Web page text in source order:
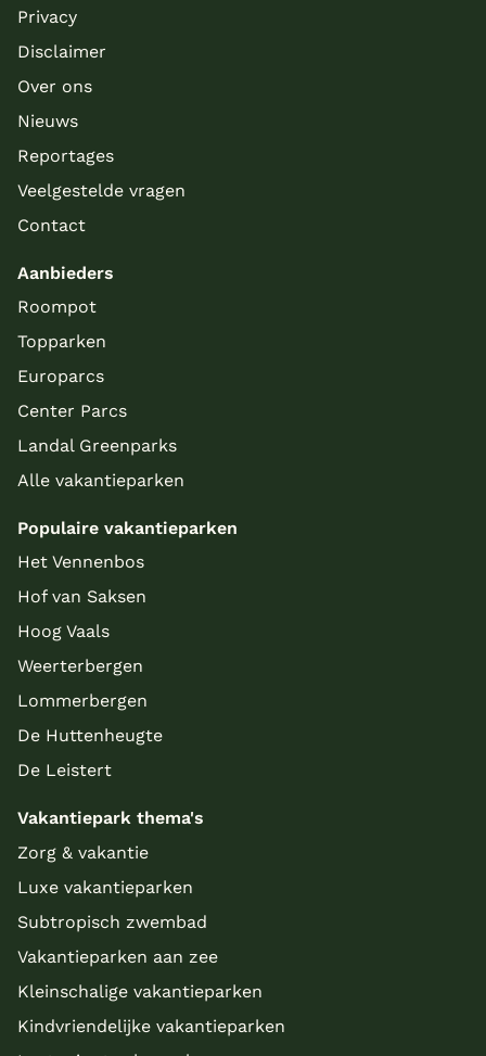
Privacy
Disclaimer
Over ons
Nieuws
Reportages
Veelgestelde vragen
Contact
Aanbieders
Roompot
Topparken
Europarcs
Center Parcs
Landal Greenparks
Alle vakantieparken
Populaire vakantieparken
Het Vennenbos
Hof van Saksen
Hoog Vaals
Weerterbergen
Lommerbergen
De Huttenheugte
De Leistert
Vakantiepark thema's
Zorg & vakantie
Luxe vakantieparken
Subtropisch zwembad
Vakantieparken aan zee
Kleinschalige vakantieparken
Kindvriendelijke vakantieparken